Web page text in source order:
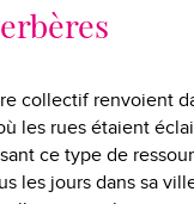
collectif renvoient
les rues étaient
ce type de
les jours dans sa